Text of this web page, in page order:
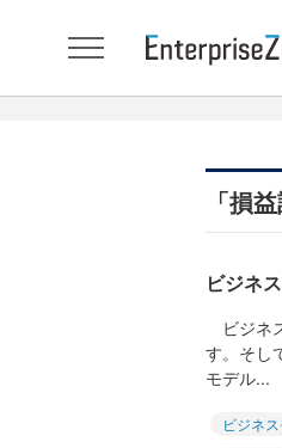
「損
ビジネ
ビジネ
す。そし
モデル...
ビジネ